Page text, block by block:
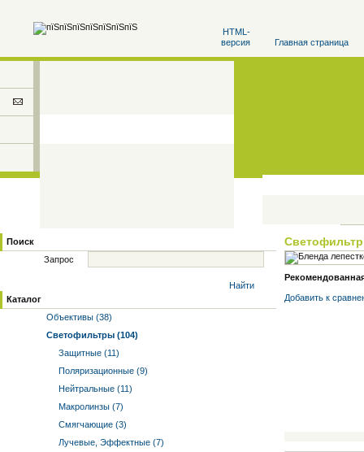
HTML-
версия
Главная страница
Поиск
Запрос
Найти
Каталог
Объективы (38)
Светофильтры (104)
Защитные (11)
Поляризационные (9)
Нейтральные (11)
Макролинзы (7)
Смягчающие (3)
Лучевые, Эффектные (7)
Добавить к